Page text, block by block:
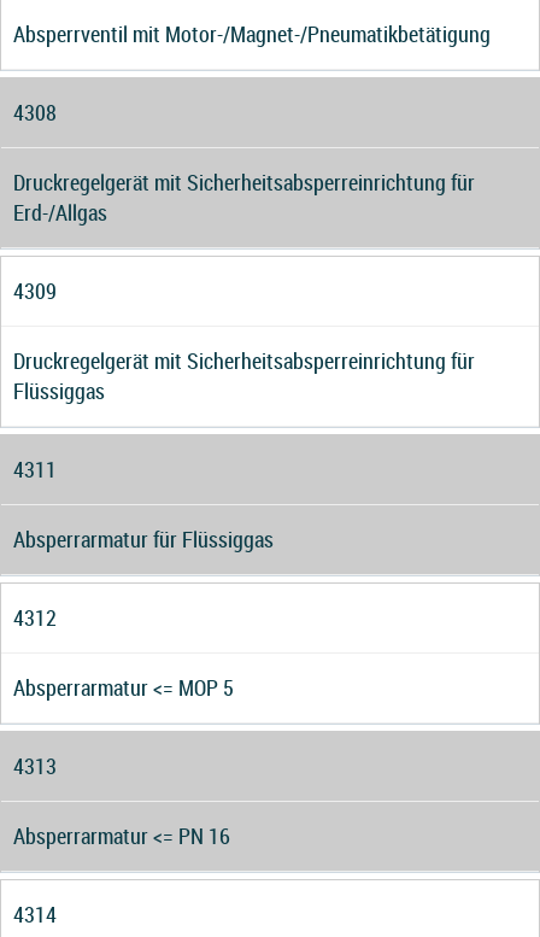
Absperrventil mit Motor-/Magnet-/Pneumatikbetätigung
4308
Druckregelgerät mit Sicherheitsabsperreinrichtung für
Erd-/Allgas
4309
Druckregelgerät mit Sicherheitsabsperreinrichtung für
Flüssiggas
4311
Absperrarmatur für Flüssiggas
4312
Absperrarmatur <= MOP 5
4313
Absperrarmatur <= PN 16
4314